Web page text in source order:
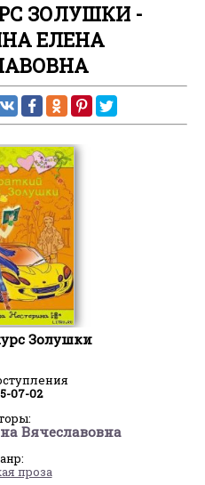
ЗОЛУШКИ -
ЕЛЕНА
Золушки
07-02
Вячеславовна
проза